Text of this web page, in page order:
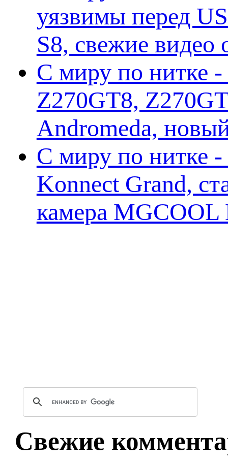
уязвимы перед
S8, свежие
С миру по нитке -
Z270GT8,
Andromeda,
С миру по нитке -
Konnect Grand,
камера MGCOOL
Свежие